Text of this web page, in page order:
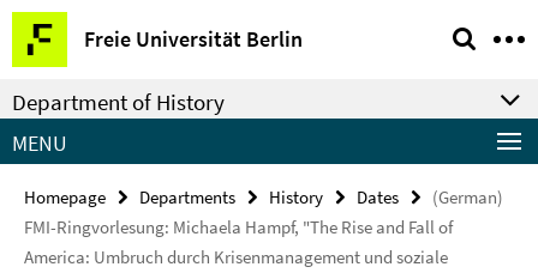
Springe
direkt
zu
Inhalt
Freie Universität Berlin
Service
Navigation
Department of History
MENU
Homepage Departments History Dates
(German)
FMI-Ringvorlesung: Michaela Hampf, "The Rise and Fall of
America: Umbruch durch Krisenmanagement und soziale